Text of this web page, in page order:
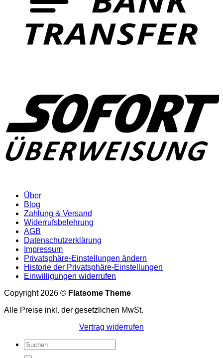
Über
Blog
Zahlung & Versand
Widerrufsbelehrung
AGB
Datenschutzerklärung
Impressum
Privatsphäre-Einstellungen ändern
Historie der Privatsphäre-Einstellungen
Einwilligungen widerrufen
Copyright 2026 © Flatsome Theme
Alle Preise inkl. der gesetzlichen MwSt.
Vertrag widerrufen
Suchen
nach: